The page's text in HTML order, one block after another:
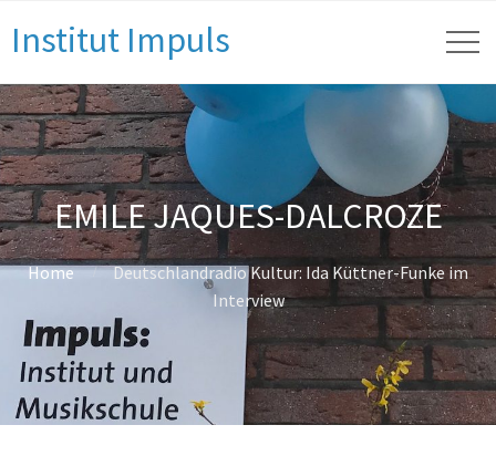
Institut Impuls
EMILE JAQUES-DALCROZE
Home
Deutschlandradio Kultur: Ida Küttner-Funke im
Interview